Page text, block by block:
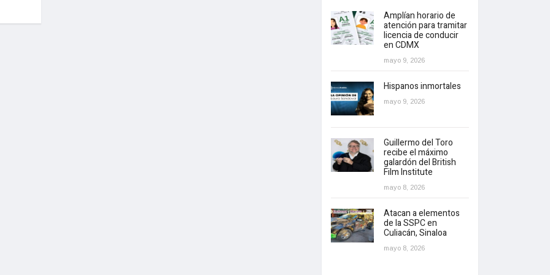
Amplían horario de
atención para tramitar
licencia de conducir
en CDMX
mayo 9, 2026
Hispanos inmortales
mayo 9, 2026
Guillermo del Toro
recibe el máximo
galardón del British
Film Institute
mayo 8, 2026
Atacan a elementos
de la SSPC en
Culiacán, Sinaloa
mayo 8, 2026